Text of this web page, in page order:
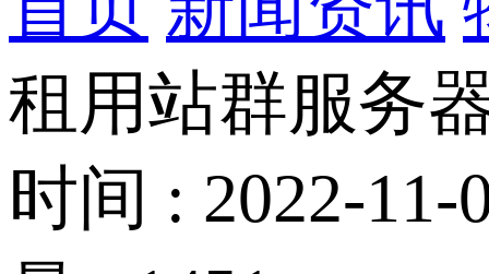
租用站群服务
时间 : 2022-11-